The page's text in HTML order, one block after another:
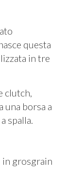
questa
in tre
clutch,
una borsa a
spalla.
in grosgrain